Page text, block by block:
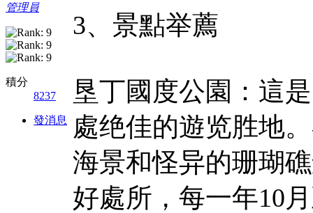
管理員
積分
8237
發消息
3、景點举薦
垦丁國度公園：這
處绝佳的遊览胜地
海景和怪异的珊瑚
好處所，每一年10